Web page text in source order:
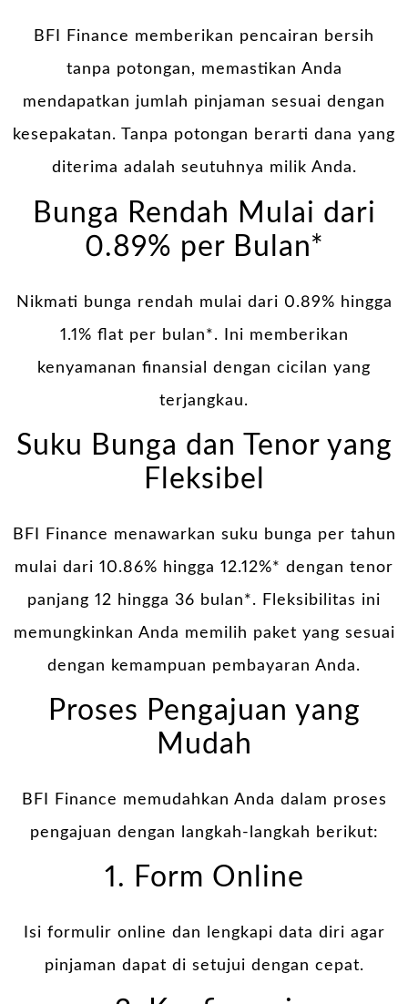
BFI Finance memberikan pencairan bersih
tanpa potongan, memastikan Anda
mendapatkan jumlah pinjaman sesuai dengan
kesepakatan. Tanpa potongan berarti dana yang
diterima adalah seutuhnya milik Anda.
Bunga Rendah Mulai dari
0.89% per Bulan*
Nikmati bunga rendah mulai dari 0.89% hingga
1.1% flat per bulan*. Ini memberikan
kenyamanan finansial dengan cicilan yang
terjangkau.
Suku Bunga dan Tenor yang
Fleksibel
BFI Finance menawarkan suku bunga per tahun
mulai dari 10.86% hingga 12.12%* dengan tenor
panjang 12 hingga 36 bulan*. Fleksibilitas ini
memungkinkan Anda memilih paket yang sesuai
dengan kemampuan pembayaran Anda.
Proses Pengajuan yang
Mudah
BFI Finance memudahkan Anda dalam proses
pengajuan dengan langkah-langkah berikut:
1. Form Online
Isi formulir online dan lengkapi data diri agar
pinjaman dapat di setujui dengan cepat.